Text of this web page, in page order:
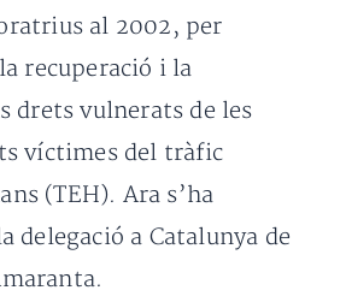
al 2002, per
recuperació i la
drets vulnerats de les
víctimes del tràfic
(TEH). Ara s’ha
delegació a Catalunya de